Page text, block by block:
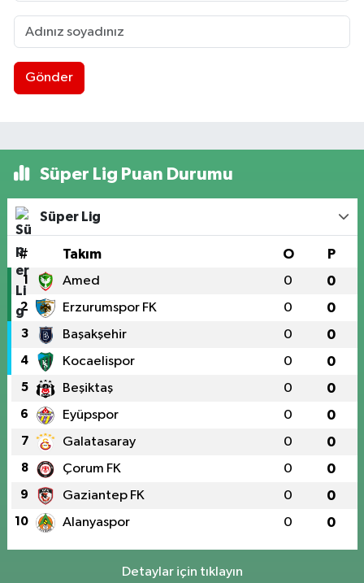
Gönder
Süper Lig Puan Durumu
Süper Lig
# Takım O P
1 Amed 0 0
2 Erzurumspor FK 0 0
3 Başakşehir 0 0
4 Kocaelispor 0 0
5 Beşiktaş 0 0
6 Eyüpspor 0 0
7 Galatasaray 0 0
8 Çorum FK 0 0
9 Gaziantep FK 0 0
10 Alanyaspor 0 0
Detaylar için tıklayın